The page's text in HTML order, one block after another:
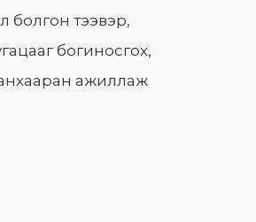
болгон тээвэр,
богиносгох,
анхааран ажиллаж